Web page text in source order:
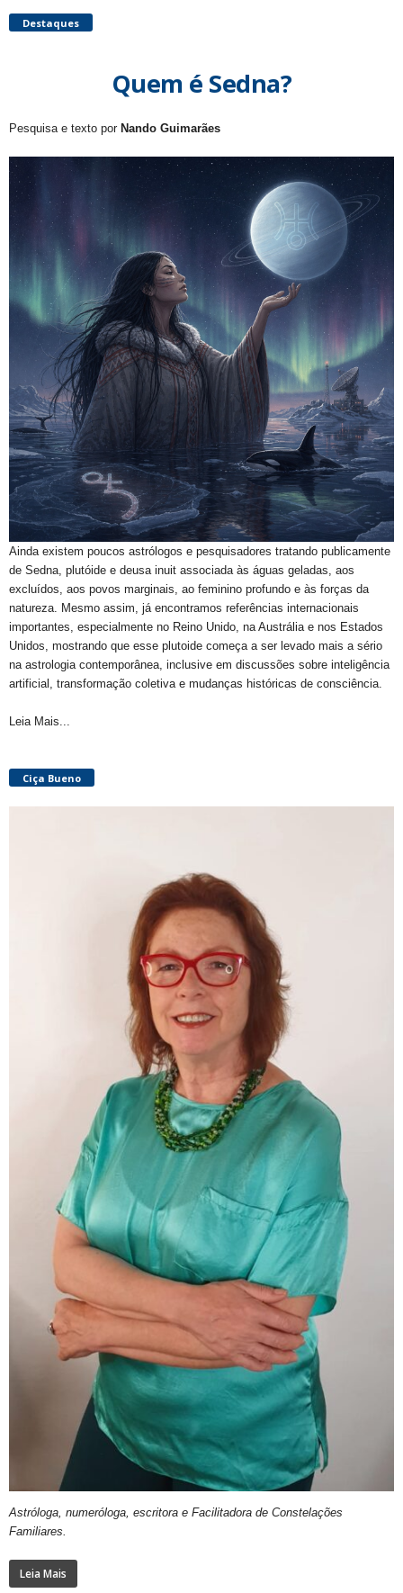
Destaques
Quem é Sedna?
Pesquisa e texto por Nando Guimarães
Ainda existem poucos astrólogos e pesquisadores tratando publicamente
de Sedna, plutóide e deusa inuit associada às águas geladas, aos
excluídos, aos povos marginais, ao feminino profundo e às forças da
natureza. Mesmo assim, já encontramos referências internacionais
importantes, especialmente no Reino Unido, na Austrália e nos Estados
Unidos, mostrando que esse plutoide começa a ser levado mais a sério
na astrologia contemporânea, inclusive em discussões sobre inteligência
artificial, transformação coletiva e mudanças históricas de consciência.
Leia Mais...
Ciça Bueno
Astróloga, numeróloga, escritora e Facilitadora de Constelações
Familiares.
Leia Mais